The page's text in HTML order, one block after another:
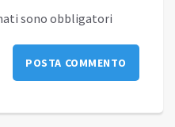
sono obbligatori